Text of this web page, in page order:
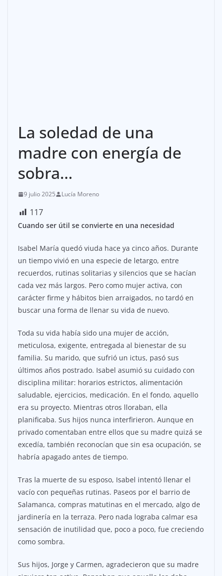
La soledad de una
madre con energía de
sobra…
9 julio 2025 Lucía Moreno
117
Cuando ser útil se convierte en una necesidad
Isabel María quedó viuda hace ya cinco años. Durante
un tiempo vivió en una especie de letargo, entre
recuerdos, rutinas solitarias y silencios que se hacían
cada vez más largos. Pero como mujer activa, con
carácter firme y hábitos bien arraigados, no tardó en
buscar una forma de llenar su vida de nuevo.
Toda su vida había sido una mujer de acción,
meticulosa, exigente, entregada al bienestar de su
familia. Su marido, que sufrió un ictus, pasó sus
últimos años postrado. Isabel asumió su cuidado con
disciplina militar: horarios estrictos, alimentación
saludable, ejercicios, medicación. En el fondo, aquello
era su proyecto. Mientras otros lloraban, ella
planificaba. Sus hijos nunca interfirieron. Aunque en
privado comentaban entre ellos que su madre quizá se
excedía, también reconocían que sin esa ocupación, se
habría apagado antes de tiempo.
Tras la muerte de su esposo, Isabel intentó llenar el
vacío con pequeñas rutinas. Paseos por el barrio de
Salamanca, compras matutinas en el mercado, algo de
jardinería en la terraza. Pero nada lograba calmar esa
sensación de inutilidad que, poco a poco, fue creciendo
como sombra.
Sus hijos, Jorge y Carmen, agradecieron que su madre